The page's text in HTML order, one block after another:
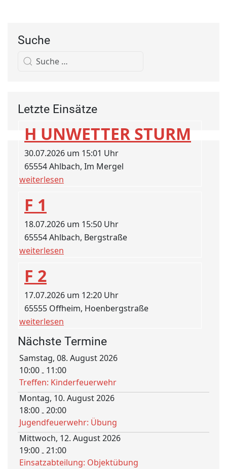
Suche
Letzte Einsätze
H UNWETTER STURM
30.07.2026 um 15:01 Uhr
65554 Ahlbach, Im Mergel
weiterlesen
F 1
18.07.2026 um 15:50 Uhr
65554 Ahlbach, Bergstraße
weiterlesen
F 2
17.07.2026 um 12:20 Uhr
65555 Offheim, Hoenbergstraße
weiterlesen
Nächste Termine
Samstag, 08. August 2026
10:00- 11:00
Treffen: Kinderfeuerwehr
Montag, 10. August 2026
18:00-20:00
Jugendfeuerwehr: Übung
Mittwoch, 12. August 2026
19:00-21:00
Einsatzabteilung: Objektübung